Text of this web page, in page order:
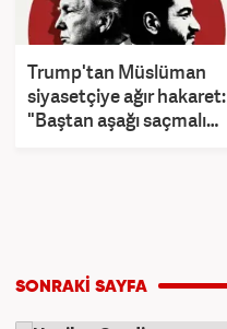
Trump'tan Müslüman
siyasetçiye ağır hakaret:
"Baştan aşağı saçmalık